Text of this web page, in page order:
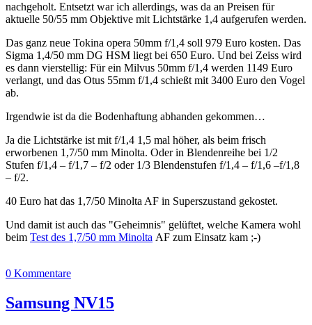
nachgeholt. Entsetzt war ich allerdings, was da an Preisen für
aktuelle 50/55 mm Objektive mit Lichtstärke 1,4 aufgerufen werden.
Das ganz neue Tokina opera 50mm f/1,4 soll 979 Euro kosten. Das
Sigma 1,4/50 mm DG HSM liegt bei 650 Euro. Und bei Zeiss wird
es dann vierstellig: Für ein Milvus 50mm f/1,4 werden 1149 Euro
verlangt, und das Otus 55mm f/1,4 schießt mit 3400 Euro den Vogel
ab.
Irgendwie ist da die Bodenhaftung abhanden gekommen…
Ja die Lichtstärke ist mit f/1,4 1,5 mal höher, als beim frisch
erworbenen 1,7/50 mm Minolta. Oder in Blendenreihe bei 1/2
Stufen f/1,4 – f/1,7 – f/2 oder 1/3 Blendenstufen f/1,4 – f/1,6 –f/1,8
– f/2.
40 Euro hat das 1,7/50 Minolta AF in Superszustand gekostet.
Und damit ist auch das "Geheimnis" gelüftet, welche Kamera wohl
beim Test des 1,7/50 mm Minolta AF zum Einsatz kam ;-)
0 Kommentare
Samsung NV15